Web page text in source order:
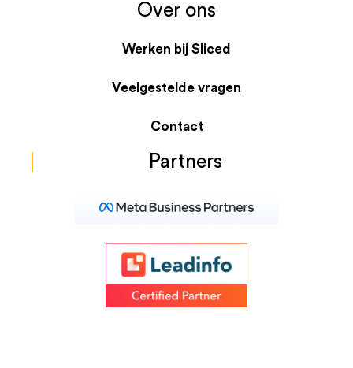
Over ons
Werken bij Sliced
Veelgestelde vragen
Contact
Partners